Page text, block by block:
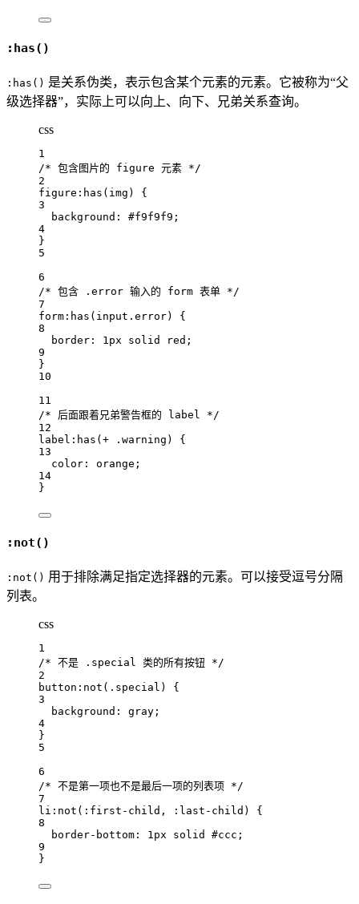
:has()
:has() 是关系伪类，表示包含某个元素的元素。它被称为“父
级选择器”，实际上可以向上、向下、兄弟关系查询。
css
1
/* 包含图片的 figure 元素 */
2
figure :has ( img )
{
3
background: #f9f9f9 ;
4
}
5
6
/* 包含 .error 输入的 form 表单 */
7
form :has ( input .error)
{
8
border: 1 px solid red ;
9
}
10
11
/* 后面跟着兄弟警告框的 label */
12
label :has (+ .warning )
{
13
color: orange ;
14
}
:not()
:not() 用于排除满足指定选择器的元素。可以接受逗号分隔
列表。
css
1
/* 不是 .special 类的所有按钮 */
2
button :not ( .special )
{
3
background: gray ;
4
}
5
6
/* 不是第一项也不是最后一项的列表项 */
7
li :not ( :first-child , :last-child )
{
8
border-bottom: 1px solid #ccc ;
9
}